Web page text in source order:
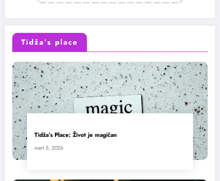
Tidža’s place
Tidža’s Place: Život je magičan
mart 5, 2026